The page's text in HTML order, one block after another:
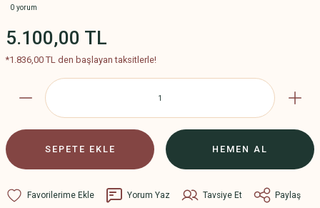
0 yorum
5.100,00 TL
*1.836,00 TL den başlayan taksitlerle!
SEPETE EKLE HEMEN AL
Yorum Yaz Tavsiye Et Paylaş